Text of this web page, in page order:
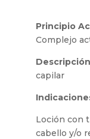
Principio
Complejo
capilar
Loción con
cabello y/o